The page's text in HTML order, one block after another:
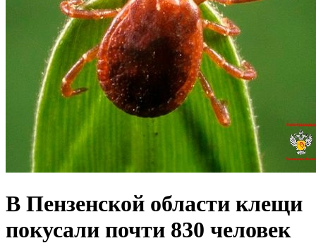
В Пензенской области клещи
покусали почти 830 человек